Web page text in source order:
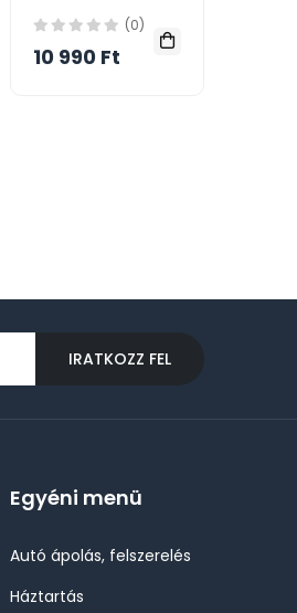
(0)
10 990 Ft
IRATKOZZ FEL
Egyéni menü
Autó ápolás, felszerelés
Háztartás